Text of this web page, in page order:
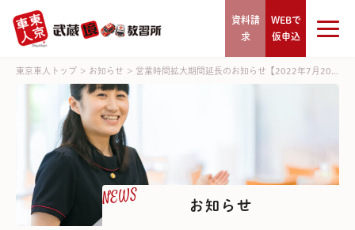
資料請
求
WEBで
仮申込
東京車人トップ > お知らせ > 営業時間拡大期間延長のお知らせ【2022年7月20...
NEWS お知らせ